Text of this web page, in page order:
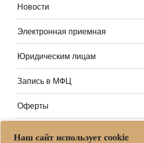
Наш сайт использует cookie
Новости
Электронная приемная
Юридическим лицам
Запись в МФЦ
Оферты